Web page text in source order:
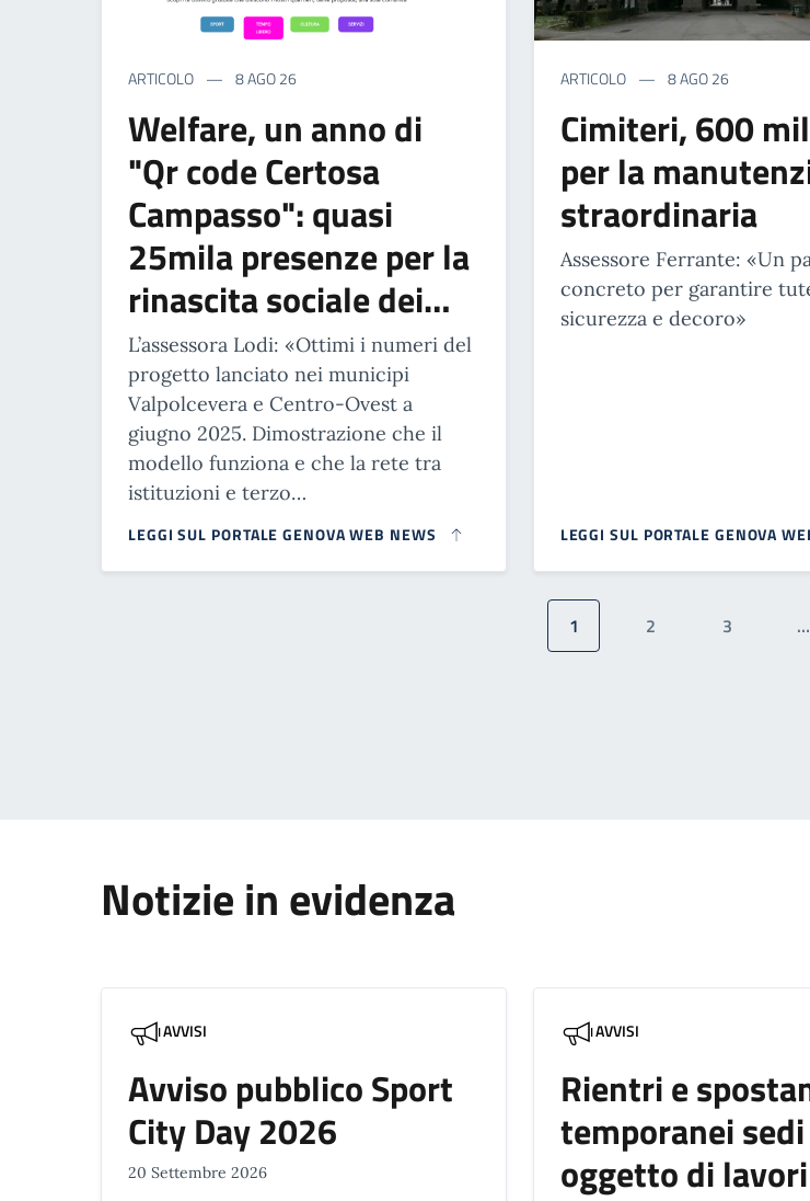
ARTICOLO 8 AGO 26
Welfare, un anno di
"Qr code Certosa
Campasso": quasi
25mila presenze per la
rinascita sociale dei…
L’assessora Lodi: «Ottimi i numeri del
progetto lanciato nei municipi
Valpolcevera e Centro-Ovest a
giugno 2025. Dimostrazione che il
modello funziona e che la rete tra
istituzioni e terzo…
LEGGI SUL PORTALE GENOVA WEB NEWS
ARTICOLO 8 AGO 26
Cimiteri, 600
per la
straordinaria
Assessore Ferrante: «Un
concreto per garantire
sicurezza e decoro»
LEGGI SUL PORTALE GENOVA
Pagina attuale
1 Pagina
2 Pagina
3 …
Notizie in evidenza
AVVISI
Avviso pubblico Sport
City Day 2026
20 Settembre 2026
AVVISI
Rientri e
temporanei sedi
oggetto di